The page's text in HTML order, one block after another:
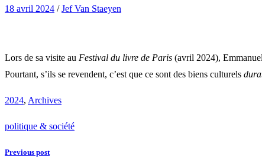
18 avril 2024 /Jef Van Staeyen
Lors de sa visite au Festival du livre de Paris (avril 2024),
Pourtant, s’ils se revendent, c’est que ce sont des biens culturels
2024, Archives
politique & société
Previous post